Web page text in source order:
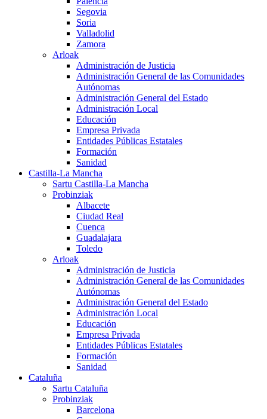
Segovia
Soria
Valladolid
Zamora
Arloak
Administración de Justicia
Administración General de las Comunidades
Autónomas
Administración General del Estado
Administración Local
Educación
Empresa Privada
Entidades Públicas Estatales
Formación
Sanidad
Castilla-La Mancha
Sartu Castilla-La Mancha
Probinziak
Albacete
Ciudad Real
Cuenca
Guadalajara
Toledo
Arloak
Administración de Justicia
Administración General de las Comunidades
Autónomas
Administración General del Estado
Administración Local
Educación
Empresa Privada
Entidades Públicas Estatales
Formación
Sanidad
Cataluña
Sartu Cataluña
Probinziak
Barcelona